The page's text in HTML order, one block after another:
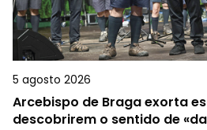
5 agosto 2026
Arcebispo de Braga exorta
descobrirem o sentido de